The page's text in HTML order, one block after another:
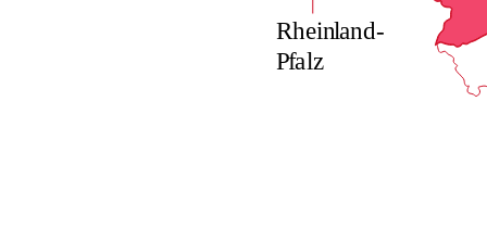
Rheinland-
Pfalz